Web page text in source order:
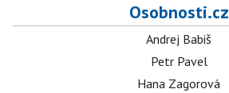
Osobnosti.cz
Andrej Babiš
Petr Pavel
Hana Zagorová